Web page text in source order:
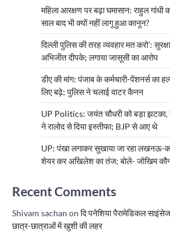
महिला आरक्षण पर बढ़ा घमासान: राहुल गांधी
साल बाद भी क्यों नहीं लागू हुआ कानून?
दिल्ली पुलिस की तरह व्यवहार मत करो’:
अभिजीत दीपके; लगाया जासूसी का आरोप
डीए की मांग: पंजाब के कर्मचारी-पेंशनर्स का
लिए बढ़े; पुलिस ने चलाई वाटर कैनन
UP Politics: जयंत चौधरी को बड़ा झटका,
ने रालोद से दिया इस्तीफा; BJP से आए थे
UP: पंखा लगाकर सुखाया जा रहा लखनऊ-
शेयर कर अखिलेश का तंज; बोले- जोखिम कौन
Recent Comments
Shivam sachan on दि पनेशिया पैरामेडिकल
छात्र-छात्राओं में खुशी की लहर